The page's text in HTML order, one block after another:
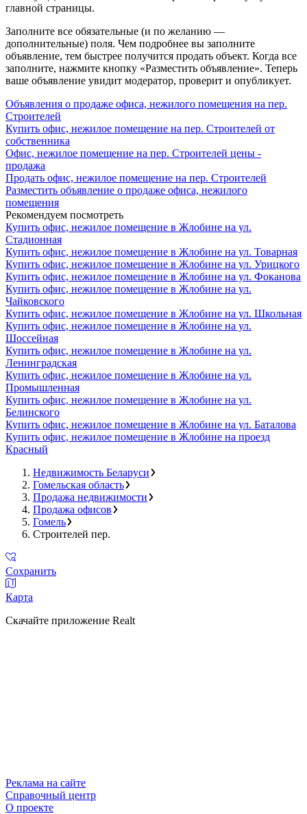
главной страницы.
Заполните все обязательные (и по желанию —
дополнительные) поля. Чем подробнее вы заполните
объявление, тем быстрее получится продать объект. Когда все
заполните, нажмите кнопку «Разместить объявление». Теперь
ваше объявление увидит модератор, проверит и опубликует.
Объявления о продаже офиса, нежилого помещения на пер.
Строителей
Купить офис, нежилое помещение на пер. Строителей от
собственника
Офис, нежилое помещение на пер. Строителей цены -
продажа
Продать офис, нежилое помещение на пер. Строителей
Разместить объявление о продаже офиса, нежилого
помещения
Рекомендуем посмотреть
Купить офис, нежилое помещение в Жлобине на ул.
Стадионная
Купить офис, нежилое помещение в Жлобине на ул. Товарная
Купить офис, нежилое помещение в Жлобине на ул. Урицкого
Купить офис, нежилое помещение в Жлобине на ул. Фоканова
Купить офис, нежилое помещение в Жлобине на ул.
Чайковского
Купить офис, нежилое помещение в Жлобине на ул. Школьная
Купить офис, нежилое помещение в Жлобине на ул.
Шоссейная
Купить офис, нежилое помещение в Жлобине на ул.
Ленинградская
Купить офис, нежилое помещение в Жлобине на ул.
Промышленная
Купить офис, нежилое помещение в Жлобине на ул.
Белинского
Купить офис, нежилое помещение в Жлобине на ул. Баталова
Купить офис, нежилое помещение в Жлобине на проезд
Красный
Недвижимость Беларуси
Гомельская область
Продажа недвижимости
Продажа офисов
Гомель
Строителей пер.
Сохранить
Карта
Скачайте приложение Realt
Реклама на сайте
Справочный центр
О проекте